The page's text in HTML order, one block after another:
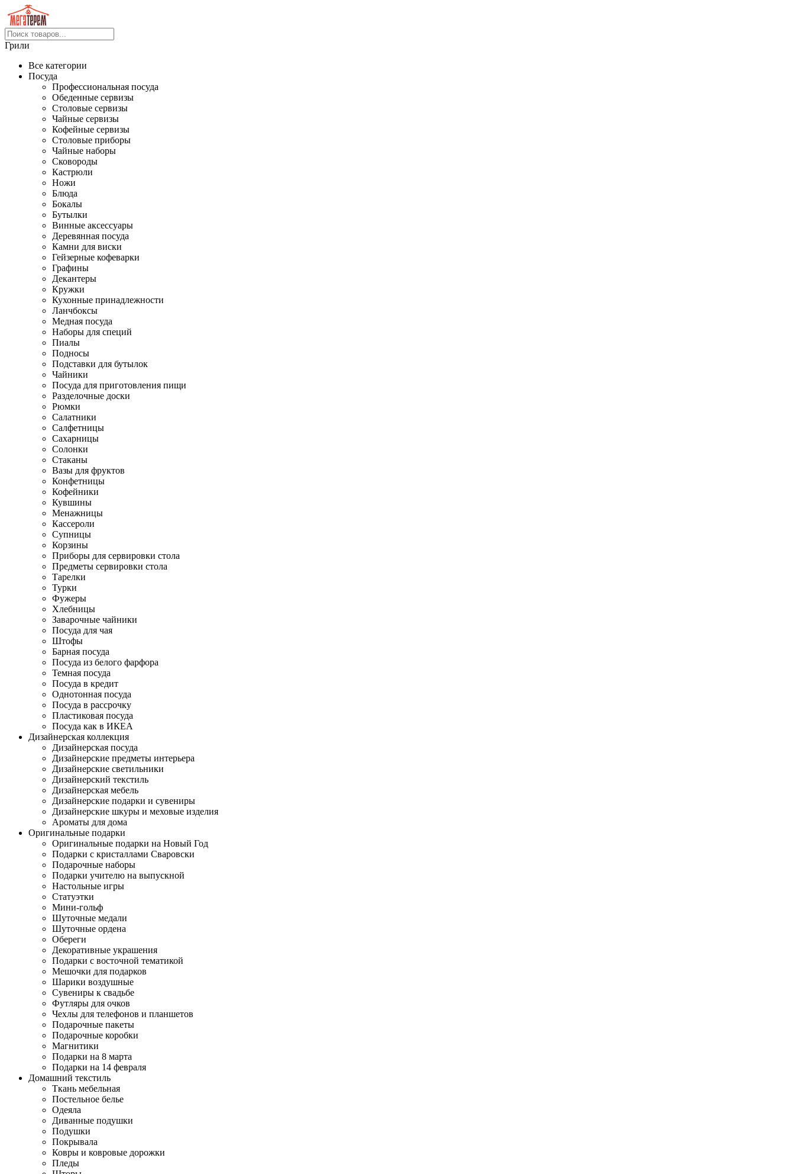
Грили
Все категории
Посуда
Профессиональная посуда
Обеденные сервизы
Столовые сервизы
Чайные сервизы
Кофейные сервизы
Столовые приборы
Чайные наборы
Сковороды
Кастрюли
Ножи
Блюда
Бокалы
Бутылки
Винные аксессуары
Деревянная посуда
Камни для виски
Гейзерные кофеварки
Графины
Декантеры
Кружки
Кухонные принадлежности
Ланчбоксы
Медная посуда
Наборы для специй
Пиалы
Подносы
Подставки для бутылок
Чайники
Посуда для приготовления пищи
Разделочные доски
Рюмки
Салатники
Салфетницы
Сахарницы
Солонки
Стаканы
Вазы для фруктов
Конфетницы
Кофейники
Кувшины
Менажницы
Кассероли
Супницы
Корзины
Приборы для сервировки стола
Предметы сервировки стола
Тарелки
Турки
Фужеры
Хлебницы
Заварочные чайники
Посуда для чая
Штофы
Барная посуда
Посуда из белого фарфора
Темная посуда
Посуда в кредит
Однотонная посуда
Посуда в рассрочку
Пластиковая посуда
Посуда как в ИКЕА
Дизайнерская коллекция
Дизайнерская посуда
Дизайнерские предметы интерьера
Дизайнерские светильники
Дизайнерский текстиль
Дизайнерская мебель
Дизайнерские подарки и сувениры
Дизайнерские шкуры и меховые изделия
Ароматы для дома
Оригинальные подарки
Оригинальные подарки на Новый Год
Подарки с кристаллами Сваровски
Подарочные наборы
Подарки учителю на выпускной
Настольные игры
Статуэтки
Мини-гольф
Шуточные медали
Шуточные ордена
Обереги
Декоративные украшения
Подарки с восточной тематикой
Мешочки для подарков
Шарики воздушные
Сувениры к свадьбе
Футляры для очков
Чехлы для телефонов и планшетов
Подарочные пакеты
Подарочные коробки
Магнитики
Подарки на 8 марта
Подарки на 14 февраля
Домашний текстиль
Ткань мебельная
Постельное белье
Одеяла
Диванные подушки
Подушки
Покрывала
Ковры и ковровые дорожки
Пледы